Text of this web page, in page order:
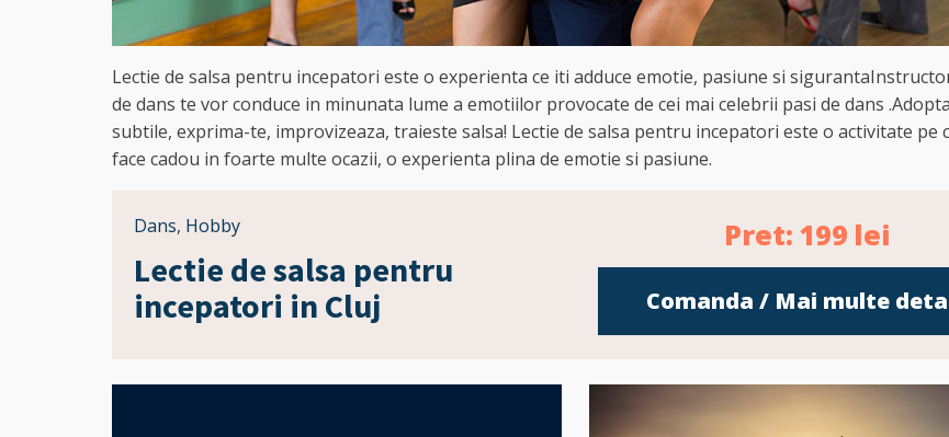
Lectie de salsa pentru incepatori este o experienta ce iti adduce emotie, pasiune si
de dans te vor conduce in minunata lume a emotiilor provocate de cei mai celebrii pasi de dans
subtile, exprima-te, improvizeaza, traieste salsa! Lectie de salsa pentru incepatori este o activitate pe
face cadou in foarte multe ocazii, o experienta plina de emotie si pasiune.
Dans, Hobby
Lectie de salsa pentru
incepatori in Cluj
Pret: 199 lei
Comanda / Mai multe